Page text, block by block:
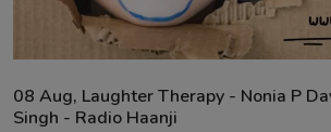
08 Aug, Laughter Therapy - Nonia P
Singh - Radio Haanji